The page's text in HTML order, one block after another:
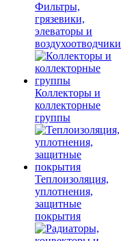
Фильтры,
грязевики,
элеваторы и
воздухоотводчики
Коллекторы и
коллекторные
группы
Теплоизоляция,
уплотнения,
защитные
покрытия